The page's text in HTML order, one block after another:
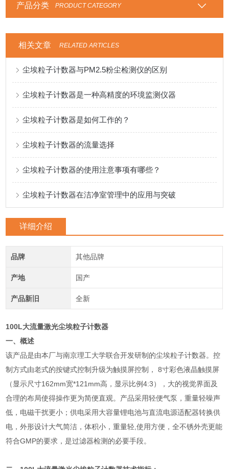
产品分类 PRODUCT CATEGORY
相关文章 RELATED ARTICLES
尘埃粒子计数器与PM2.5粉尘检测仪的区别
尘埃粒子计数器是一种高精度的环境监测仪器
尘埃粒子计数器是如何工作的？
尘埃粒子计数器的流量选择
尘埃粒子计数器的使用注意事项有哪些？
尘埃粒子计数器在洁净室管理中的应用与突破
详细介绍
品牌 其他品牌
产地 国产
产品新旧 全新
100L大流量激光尘埃粒子计数器
一、概述
该产品是由本厂与南京理工大学联合开发研制的尘埃粒子计数器。控
制方式由老式的按键式控制升级为触摸屏控制， 8寸彩色液晶触摸屏
（显示尺寸162mm宽*121mm高，显示比例4:3），大的视觉界面及
合理的布局使得操作更为简便直观。产品采用轻便气泵，重量轻噪声
低，电磁干扰更小；供电采用大容量锂电池与直流电源适配器转换供
电，外形设计大气简洁，体积小，重量轻,使用方便，全不锈外壳更能
符合GMP的要求，是过滤器检测的必要手段。